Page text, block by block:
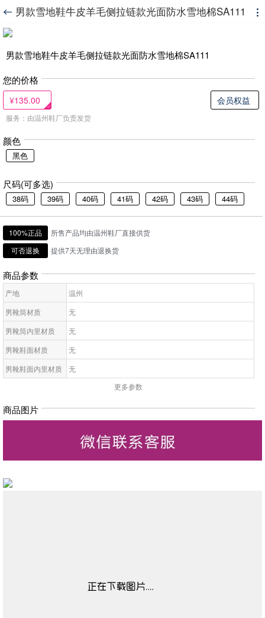
 男款雪地鞋牛皮羊毛侧拉链款光面防水雪地棉SA111 
男款雪地鞋牛皮羊毛侧拉链款光面防水雪地棉SA111
您的价格
¥135.00 会员权益
服务：由温州鞋厂负责发货
颜色
黑色
尺码(可多选)
38码 39码 40码 41码 42码 43码 44码
100%正品
所售产品均由温州鞋厂直接供货
可否退换
提供7天无理由退换货
商品参数
产地
温州
男靴筒材质
无
男靴筒内里材质
无
男靴鞋面材质
无
男靴鞋面内里材质
无
男靴鞋头款式
无
男凉鞋季节
无
男靴材质工艺
更多参数
商品图片